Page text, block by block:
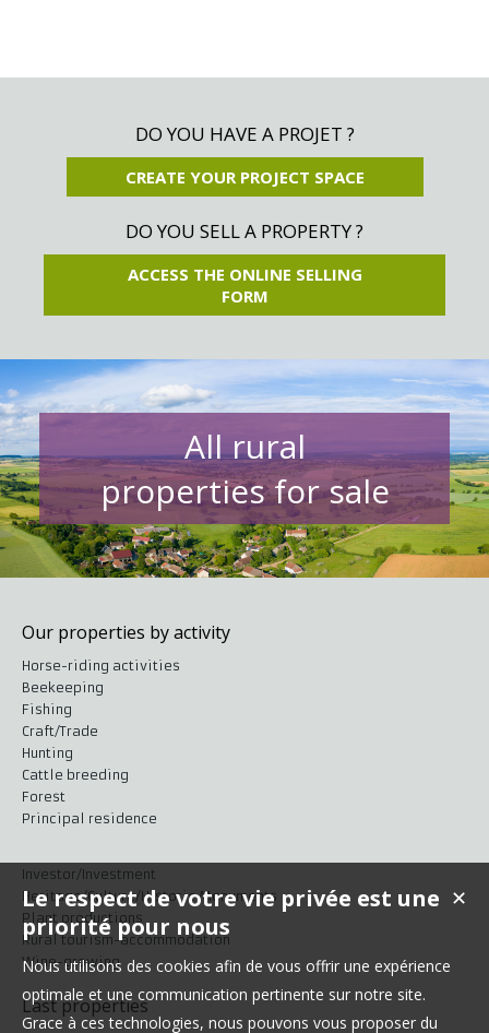
DO YOU HAVE A PROJET ?
CREATE YOUR PROJECT SPACE
DO YOU SELL A PROPERTY ?
ACCESS THE ONLINE SELLING
FORM
All rural
properties for sale
Our properties by activity
Horse-riding activities
Beekeeping
Fishing
Craft/Trade
Hunting
Cattle breeding
Forest
Principal residence
Investor/Investment
Heritage/Culture/Historic Monuments
Plant productions
Rural tourism-accommodation
Wine-growing
Last properties
✕
Le respect de votre vie privée est une
priorité pour nous
Nous utilisons des cookies afin de vous offrir une expérience
optimale et une communication pertinente sur notre site.
Grace à ces technologies, nous pouvons vous proposer du